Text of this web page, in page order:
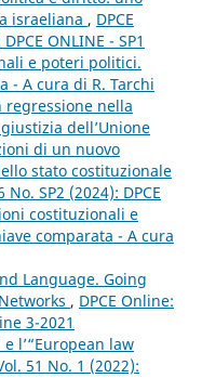
israeliana , DPCE
ONLINE - SP1
e poteri politici.
- A cura di R. Tarchi
regressione nella
dell’Unione
di un nuovo
stato costituzionale
No. SP2 (2024): DPCE
costituzionali e
comparata - A cura
Language. Going
, DPCE Online:
3-2021
l’“European law
51 No. 1 (2022):